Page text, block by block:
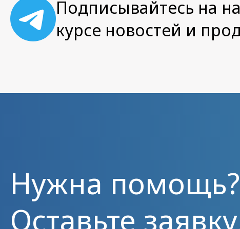
Подписывайтесь на
курсе новостей и
Нужна помощь?
Оставьте